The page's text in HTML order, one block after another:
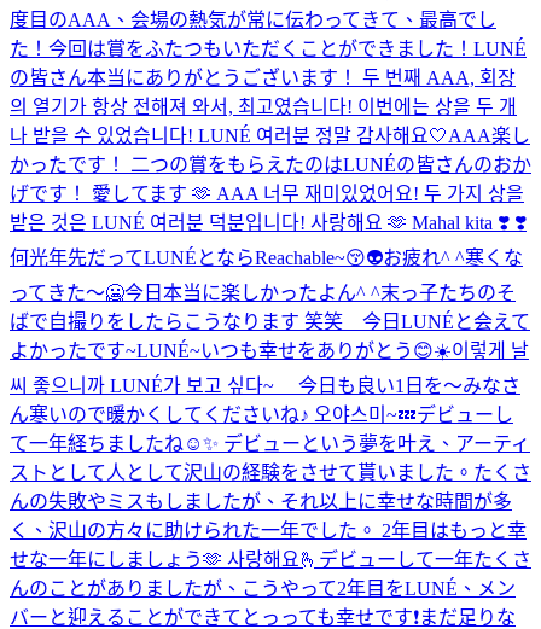
度目のAAA、会場の熱気が常に伝わってきて、最高でし
た！今回は賞をふたつもいただくことができました！LUNÉ
の皆さん本当にありがとうございます！ 두 번째 AAA, 회장
의 열기가 항상 전해져 와서, 최고였습니다! 이번에는 상을 두 개
나 받을 수 있었습니다! LUNÉ 여러분 정말 감사해요🤍AAA楽し
かったです！ 二つの賞をもらえたのはLUNÉの皆さんのおか
げです！ 愛してます 🫶 AAA 너무 재미있었어요! 두 가지 상을
받은 것은 LUNÉ 여러분 덕분입니다! 사랑해요 🫶 Mahal kita ❣️ ❣️
何光年先だってLUNÉとならReachable~😚👽お疲れ^ ^寒くな
ってきた〜🥶今日本当に楽しかったよん^ ^末っ子たちのそ
ばで自撮りをしたらこうなります 笑笑 今日LUNÉと会えて
よかったです~LUNÉ~いつも幸せをありがとう😊☀️이렇게 날
씨 좋으니까 LUNÉ가 보고 싶다~ 今日も良い1日を〜みなさ
ん寒いので暖かくしてくださいね♪ 오야스미~💤デビューし
て一年経ちましたね☺️✨ デビューという夢を叶え、アーティ
ストとして人として沢山の経験をさせて貰いました。たくさ
んの失敗やミスもしましたが、それ以上に幸せな時間が多
く、沢山の方々に助けられた一年でした。 2年目はもっと幸
せな一年にしましょう🫶 사랑해요🫰 デビューして一年たくさ
んのことがありましたが、こうやって2年目をLUNÉ、メン
バーと迎えることができてとっっても幸せです❗まだ足りな